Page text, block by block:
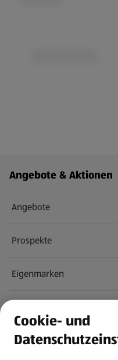
Fußzeilenmenü - weitere
Angebote & Aktionen
Angebote
Prospekte
Eigenmarken
Newsletter
Cookie- und